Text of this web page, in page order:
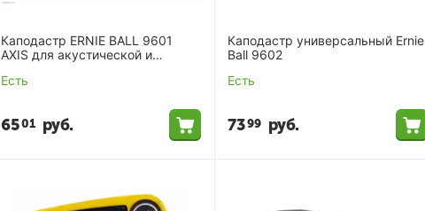
Каподастр ERNIE BALL 9601
AXIS для акустической и
Есть
6501 руб.
Каподастр универсальный Ernie
Ball 9602
Есть
7399 руб.